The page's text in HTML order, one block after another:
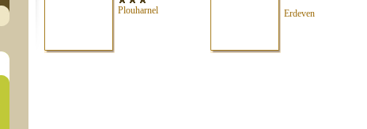
Plouharnel
Erdeven